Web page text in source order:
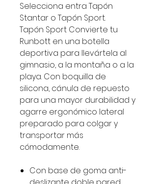
Selecciona entra Tapón
Stantar o Tapón Sport.
Tapón Sport Convierte tu
Runbott en una botella
deportiva para llevártela al
gimnasio, a la montaña o a la
playa. Con boquilla de
silicona, cánula de repuesto
para una mayor durabilidad y
agarre ergonómico lateral
preparado para colgar y
transportar más
cómodamente.
Con base de goma anti-